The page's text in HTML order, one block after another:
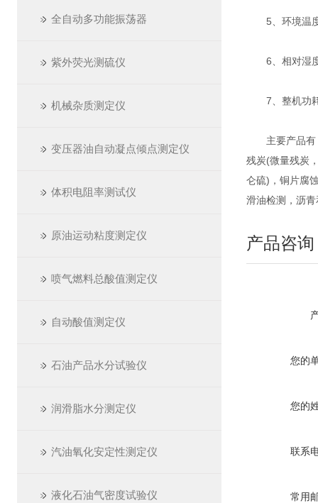
全自动多功能振荡器
紫外荧光测硫仪
机械杂质测定仪
变压器油自动凝点倾点测定仪
体积电阻率测试仪
原油运动粘度测定仪
喷气燃料总酸值测定仪
自动酸值测定仪
石油产品水分试验仪
润滑脂水分测定仪
汽油氧化安定性测定仪
液化石油气密度试验仪
5、环境温
6、相对湿度
7、整机功耗
主要产品有：
残炭(微量残炭
仑硫)，铜片腐
滑油检测，沥
产品咨询
您的
您的
联系
常用